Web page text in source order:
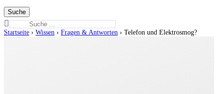
Suchen
nach:
Startseite › Wissen › Fragen & Antworten › Telefon und Elektrosmog?